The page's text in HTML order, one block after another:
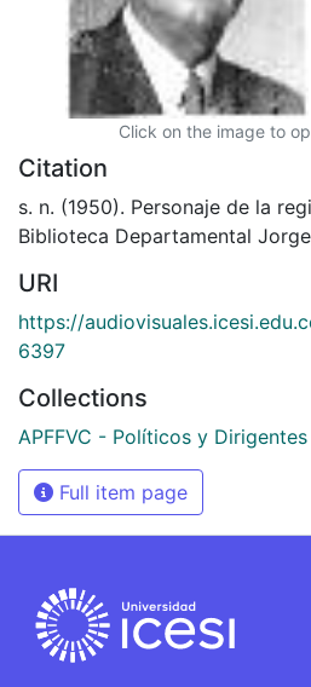
Click on the image to
Citation
s. n. (1950). Personaje de la
Biblioteca Departamental
URI
https://
6397
Collections
APFFVC - Políticos y
Full item page